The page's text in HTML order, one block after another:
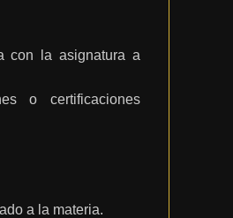
con la asignatura a
o certificaciones
a la materia.